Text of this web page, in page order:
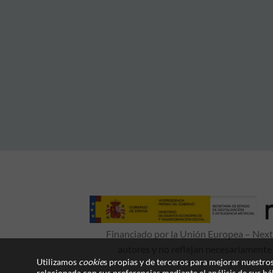
Financiado por la Unión Europea –
Utilizamos cookies propias y de terceros para mejorar